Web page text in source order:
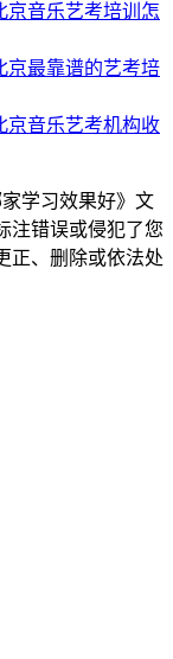
京音乐艺考培训怎
京最靠谱的艺考培
京音乐艺考机构收
学习效果好》文
注错误或侵犯了您
正、删除或依法处